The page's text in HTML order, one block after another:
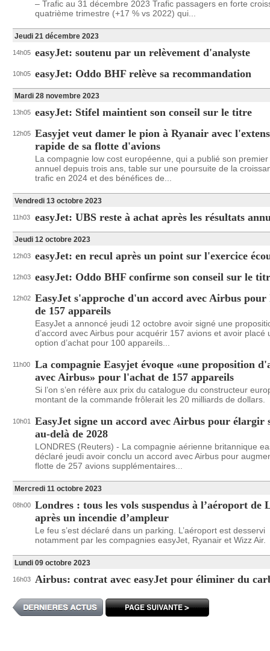
– Trafic au 31 décembre 2023 Trafic passagers en forte
quatrième trimestre (+17 % vs 2022) qui...
Jeudi 21 décembre 2023
14h05 easyJet: soutenu par un relèvement d'analyste
10h05 easyJet: Oddo BHF relève sa recommandation
Mardi 28 novembre 2023
13h05 easyJet: Stifel maintient son conseil sur le titre
12h05 Easyjet veut damer le pion à Ryanair avec
rapide de sa flotte d'avions
La compagnie low cost européenne, qui a publié son
annuel depuis trois ans, table sur une poursuite de la
trafic en 2024 et des bénéfices de...
Vendredi 13 octobre 2023
11h03 easyJet: UBS reste à achat après les résultats
Jeudi 12 octobre 2023
12h03 easyJet: en recul après un point sur l'exercice
12h03 easyJet: Oddo BHF confirme son conseil sur le
12h02 EasyJet s'approche d'un accord avec Airbus
de 157 appareils
EasyJet a annoncé jeudi 12 octobre avoir signé une
d’accord avec Airbus pour acquérir 157 avions et avoir placé
option d’achat pour 100 appareils...
11h00
La compagnie Easyjet évoque «une proposition
avec Airbus» pour l'achat de 157 appareils
Si l’on s’en réfère aux prix du catalogue du constructeur
montant de la commande frôlerait les 20 milliards de dollars.
10h01
EasyJet signe un accord avec Airbus pour élargir
au-delà de 2028
LONDRES (Reuters) - La compagnie aérienne britannique
déclaré jeudi avoir conclu un accord avec Airbus pour
flotte de 257 avions supplémentaires...
Mercredi 11 octobre 2023
08h00 Londres : tous les vols suspendus à l’aéroport de
après un incendie d’ampleur
Le feu s’est déclaré dans un parking. L’aéroport est desservi
notamment par les compagnies easyJet, Ryanair et Wizz Air.
Lundi 09 octobre 2023
16h03 Airbus: contrat avec easyJet pour éliminer du